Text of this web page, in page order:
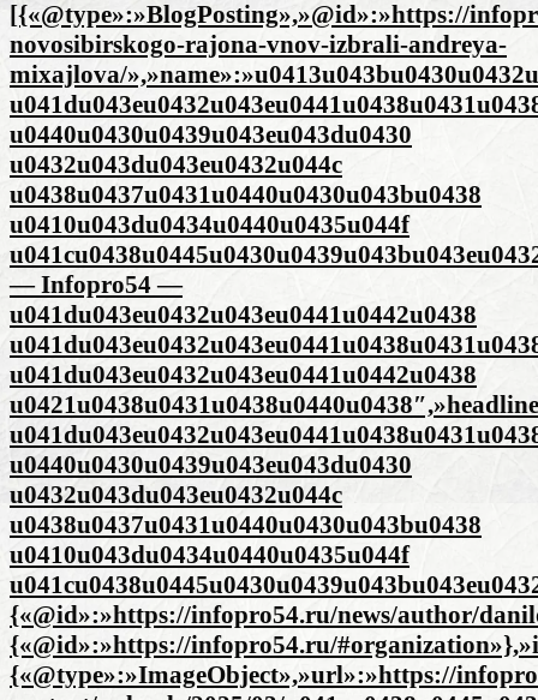
[{«@type»:»BlogPosting»,»@id»:»https://
novosibirskogo-rajona-vnov-izbrali-andreya-
mixajlova/
u0440u0430u0439u043eu043du0430
u0432u043du043eu0432u044c
u0438u0437u0431u0440u0430u043bu0438
u0410u043du0434u0440u0435u044f
— Infopro54 —
u041du043eu0432u043eu0441u0442u0438
u041du043eu0432u043eu0441u0442u0438
u0440u0430u0439u043eu043du0430
u0432u043du043eu0432u044c
u0438u0437u0431u0440u0430u043bu0438
u0410u043du0434u0440u0435u044f
{«@id»:»https://infopro54.ru/news/author/
{«@id»:»https://infopro54.ru/
{«@type»:»ImageObject»,»url»:»https://